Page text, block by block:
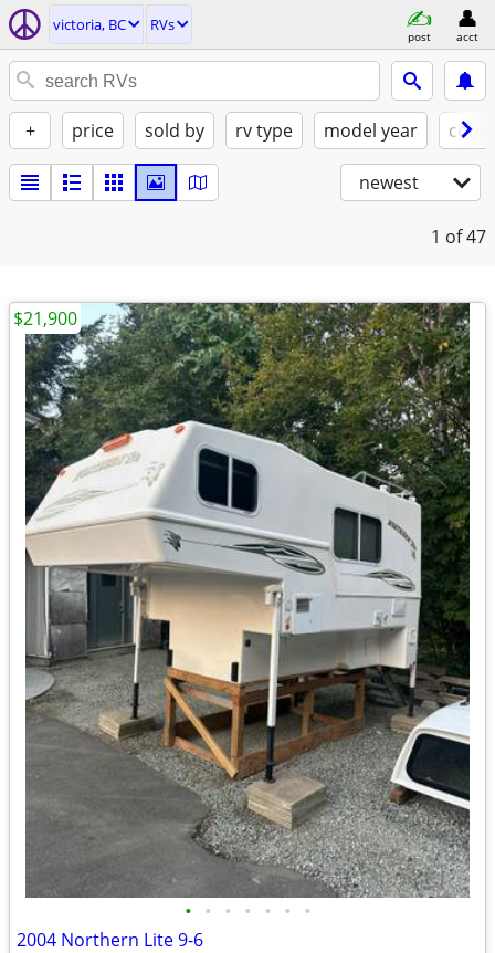
victoria, BC RVs
post acct
+ price sold by rv type model year
newest
1 of 47
• • • • • • •
2004 Northern Lite 9-6
$21,900